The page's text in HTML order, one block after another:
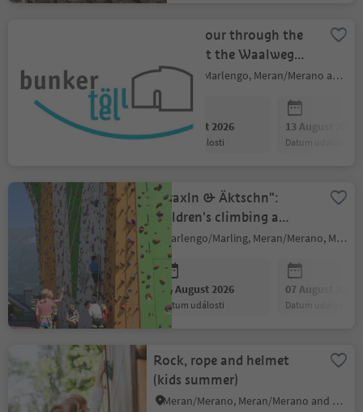
Guided tour through the
bunker at the Waalweg
Trail Marling
Marling/Marlengo, Meran/Merano and environs
06 August 2026
datum události
13 August 2026
datum události
"Kraxln & Äktschn":
children's climbing a
Merano
Marlengo/Marling, Meran/Merano, Meran/Merano and environs
06 August 2026
datum události
07 August 2026
datum události
Rock, rope and helmet
(kids summer)
Meran/Merano, Meran/Merano and environs